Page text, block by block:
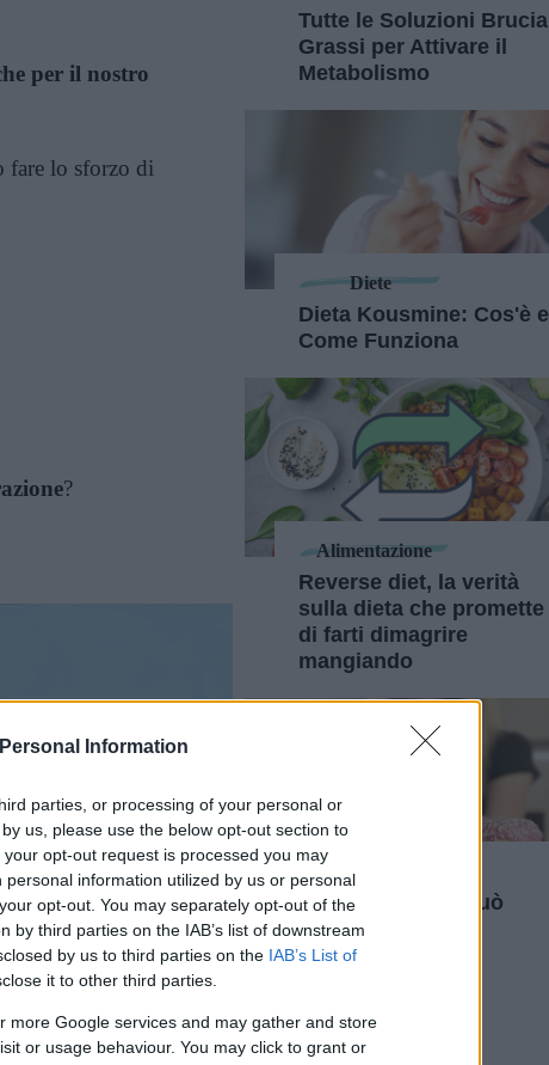
Information
parties, or processing of your personal or
us, please use the below opt-out section to
opt-out request is processed you may
information utilized by us or personal
opt-out. You may separately opt-out of the
third parties on the IAB’s list of downstream
by us to third parties on the IAB’s List of
it to other third parties.
more Google services and may gather and store
or usage behaviour. You may click to grant or
per il nostro
fare lo sforzo di
?
Tutte le Soluzioni Brucia
Grassi per Attivare il
Metabolismo
Diete
Dieta Kousmine: Cos'è e
Come Funziona
Alimentazione
Reverse diet, la verità
sulla dieta che promette
di farti dimagrire
mangiando
Diete
Carb cycling: si può
dimagrire con la
ciclizzazione dei